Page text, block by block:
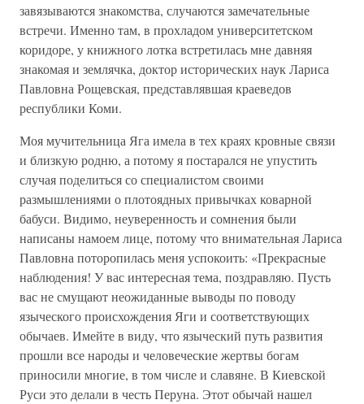
завязываются знакомства, случаются замечательные
встречи. Именно там, в прохладом университетском
коридоре, у книжного лотка встретилась мне давняя
знакомая и землячка, доктор исторических наук Лариса
Павловна Рощевская, представлявшая краеведов
республики Коми.
Моя мучительница Яга имела в тех краях кровные связи
и близкую родню, а потому я постарался не упустить
случая поделиться со специалистом своими
размышлениями о плотоядных привычках коварной
бабуси. Видимо, неуверенность и сомнения были
написаны намоем лице, потому что внимательная Лариса
Павловна поторопилась меня успокоить: «Прекрасные
наблюдения! У вас интересная тема, поздравляю. Пусть
вас не смущают неожиданные выводы по поводу
языческого происхождения Яги и соответствующих
обычаев. Имейте в виду, что языческий путь развития
прошли все народы и человеческие жертвы богам
приносили многие, в том числе и славяне. В Киевской
Руси это делали в честь Перуна. Этот обычай нашел